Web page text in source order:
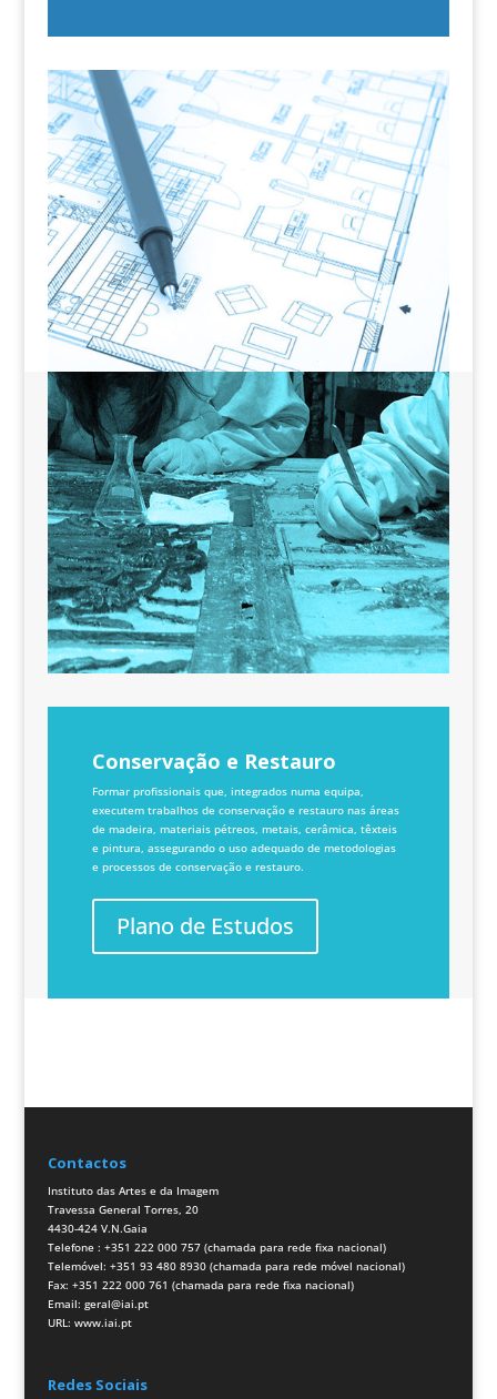
Conservação e Restauro
Formar profissionais que, integrados numa equipa,
executem trabalhos de conservação e restauro nas áreas
de madeira, materiais pétreos, metais, cerâmica, têxteis
e pintura, assegurando o uso adequado de metodologias
e processos de conservação e restauro.
Plano de Estudos
Contactos
Instituto das Artes e da Imagem
Travessa General Torres, 20
4430-424 V.N.Gaia
Telefone : +351 222 000 757 (chamada para rede fixa nacional)
Telemóvel: +351 93 480 8930 (chamada para rede móvel nacional)
Fax: +351 222 000 761 (chamada para rede fixa nacional)
Email: geral@iai.pt
URL: www.iai.pt
Redes Sociais